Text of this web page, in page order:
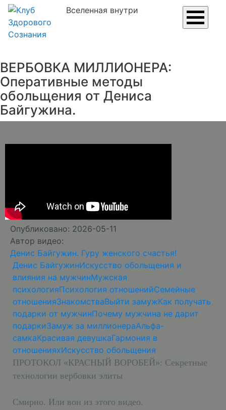
Вселенная внутри
ВЕРБОВКА МИЛЛИОНЕРА:
Оперативные методы
обольщения от Дениса
Байгужина.
Опубликовано: 2026-05-11
Автор видео:
Денис Байгужин. Гуру женского счастья!
Денис БайгужинИскусство обольщения и
влияния на мужчинМужская
психологияПсихология отношенийСемейные
отношенияЗнакомстваВыйти замужКак получать
подарки от мужчинПочему мужчина не дарит
подаркиЗамуж за миллионераАльфа-
самкаКрасивая девушкаГармония в
отношенияхИскусство обольщения
ПРОТОКОЛ «КРАСНЫЙ ВОРОБЕЙ»: Секретные
технологии вербовки элиты
Смирно. Или вон из этого видео.